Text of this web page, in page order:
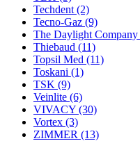
Techdent (2)
Tecno-Gaz (9)
The Daylight Company
Thiebaud (11)
Topsil Med (11)
Toskani (1)
TSK (9)
Veinlite (6)
VIVACY (30)
Vortex (3)
ZIMMER (13)